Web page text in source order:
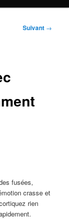
Suivant →
fusées,
crasse et
rien